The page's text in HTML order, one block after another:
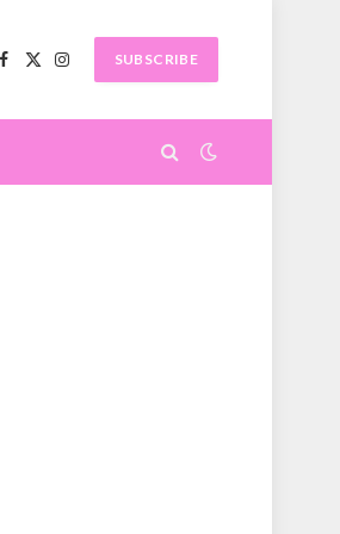
Facebook
X
Instagram
SUBSCRIBE